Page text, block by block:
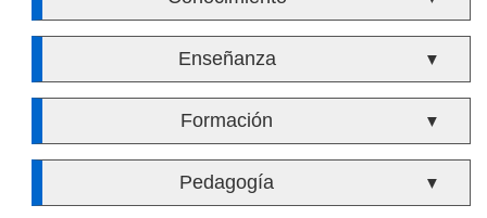
Enseñanza ▼
Formación ▼
Pedagogía ▼